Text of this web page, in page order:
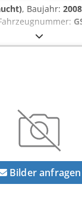
, Baujahr: 2008
alle
Bilder anfragen